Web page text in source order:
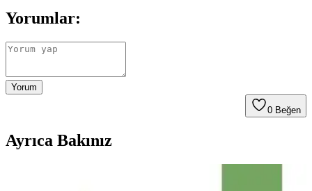
Yorumlar:
Yorum
0 Beğen
Ayrıca Bakınız